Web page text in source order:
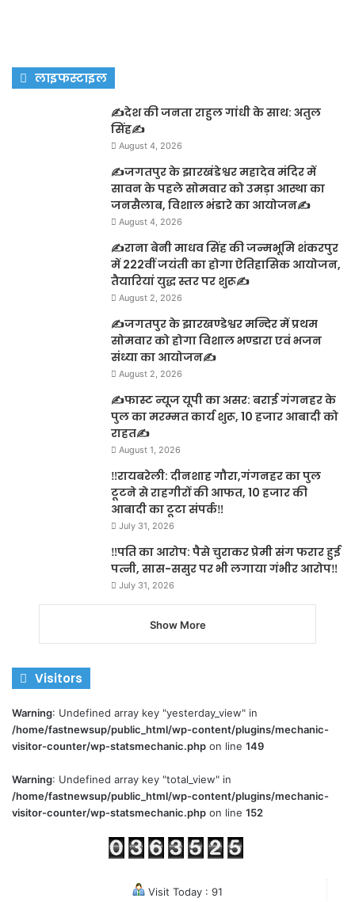
लाइफस्टाइल
✍️देश की जनता राहुल गांधी के साथ: अतुल
सिंह✍️
August 4, 2026
✍️जगतपुर के झारखंडेश्वर महादेव मंदिर में
सावन के पहले सोमवार को उमड़ा आस्था का
जनसैलाब, विशाल भंडारे का आयोजन✍️
August 4, 2026
✍️राना बेनी माधव सिंह की जन्मभूमि शंकरपुर
में 222वीं जयंती का होगा ऐतिहासिक आयोजन,
तैयारियां युद्ध स्तर पर शुरू✍️
August 2, 2026
✍️जगतपुर के झारखण्डेश्वर मन्दिर में प्रथम
सोमवार को होगा विशाल भण्डारा एवं भजन
संध्या का आयोजन✍️
August 2, 2026
✍️फास्ट न्यूज यूपी का असर: बराई गंगनहर के
पुल का मरम्मत कार्य शुरू, 10 हजार आबादी को
राहत✍️
August 1, 2026
‼️रायबरेली: दीनशाह गौरा,गंगनहर का पुल
टूटने से राहगीरों की आफत, 10 हजार की
आबादी का टूटा संपर्क‼️
July 31, 2026
‼️पति का आरोप: पैसे चुराकर प्रेमी संग फरार हुई
पत्नी, सास-ससुर पर भी लगाया गंभीर आरोप‼️
July 31, 2026
Show More
Visitors
Warning: Undefined array key "yesterday_view" in
/home/fastnewsup/public_html/wp-content/plugins/mechanic-
visitor-counter/wp-statsmechanic.php on line 149
Warning: Undefined array key "total_view" in
/home/fastnewsup/public_html/wp-content/plugins/mechanic-
visitor-counter/wp-statsmechanic.php on line 152
Visit Today : 91